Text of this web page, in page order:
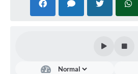
Contas Públicas